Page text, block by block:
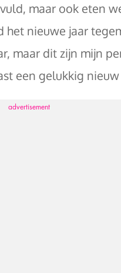
maar ook eten
nieuwe jaar
maar dit zijn mijn
een gelukkig nieuw
advertisement